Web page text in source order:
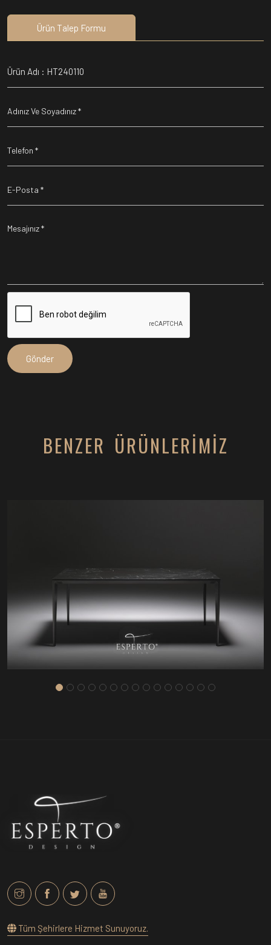
Ürün Talep Formu
BENZER ÜRÜNLERİMİZ
HT90102
Tüm Şehirlere Hizmet Sunuyoruz.